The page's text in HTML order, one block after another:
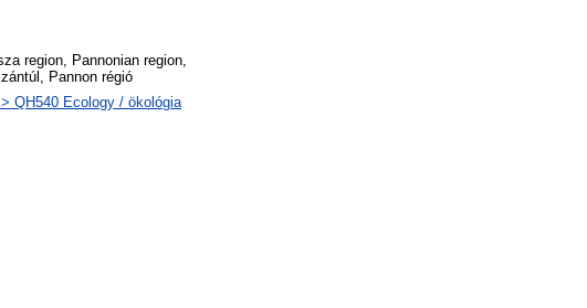
region, Pannonian region,
Pannon régió
QH540 Ecology / ökológia